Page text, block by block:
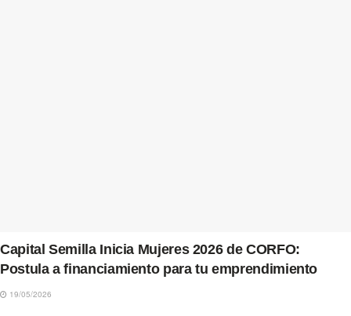
Capital Semilla Inicia Mujeres 2026 de CORFO:
Postula a financiamiento para tu emprendimiento
19/05/2026